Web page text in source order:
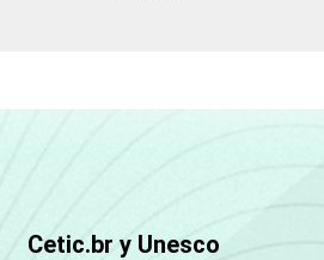
Cetic.br y Unesco